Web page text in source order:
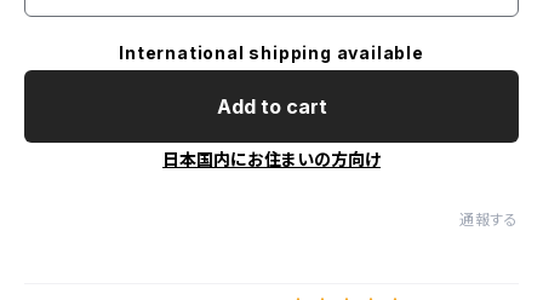
International shipping available
Add to cart
日本国内にお住まいの方向け
通報する